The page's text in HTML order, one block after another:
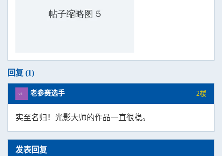
回复 (1)
老参赛选手 2楼
实至名归！光影大师的作品一直很稳。
发表回复